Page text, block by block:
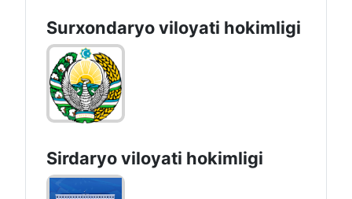
Surxondaryo vilоyati hоkimligi
Sirdaryo vilоyati hоkimligi